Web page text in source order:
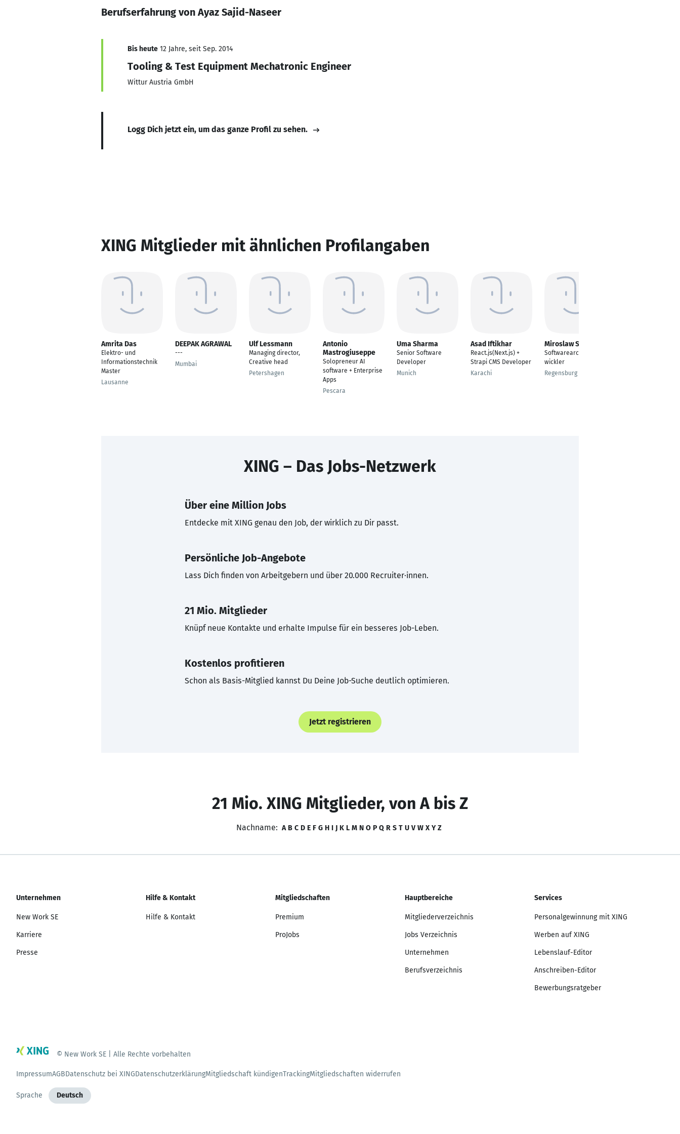
Berufserfahrung von Ayaz Sajid-Naseer
Bis heute 12 Jahre, seit Sep. 2014
Tooling & Test Equipment Mechatronic Engineer
Wittur Austria GmbH
Logg Dich jetzt ein, um das ganze Profil zu sehen.
XING Mitglieder mit ähnlichen Profilangaben
Amrita Das
Elektro- und
Informationstechnik
Master
Lausanne
DEEPAK AGRAWAL
---
Mumbai
Ulf Lessmann
Managing director,
Creative head
Petershagen
Antonio
Mastrogiuseppe
Solopreneur AI
software + Enterprise
Apps
Pescara
Uma Sharma
Senior Software
Developer
Munich
Asad Iftikhar
React.js(Next.js) +
Strapi CMS Developer
Karachi
Miroslaw Szega
Softwarearchitekt/Ent
wickler
Regensburg
XING – Das Jobs-Netzwerk
Über eine Million Jobs
Entdecke mit XING genau den Job, der wirklich zu Dir passt.
Persönliche Job-Angebote
Lass Dich finden von Arbeitgebern und über 20.000 Recruiter·innen.
21 Mio. Mitglieder
Knüpf neue Kontakte und erhalte Impulse für ein besseres Job-Leben.
Kostenlos profitieren
Schon als Basis-Mitglied kannst Du Deine Job-Suche deutlich optimieren.
Jetzt registrieren
21 Mio. XING Mitglieder, von A bis Z
Nachname: A B C D E F G H I J K L M N O P Q R S T U V W X Y Z
Unternehmen
New Work SE
Karriere
Presse
Hilfe & Kontakt
Hilfe & Kontakt
Mitgliedschaften
Premium
ProJobs
Hauptbereiche
Mitgliederverzeichnis
Jobs Verzeichnis
Unternehmen
Berufsverzeichnis
Services
Personalgewinnung mit XING
Werben auf XING
Lebenslauf-Editor
Anschreiben-Editor
Bewerbungsratgeber
© New Work SE | Alle Rechte vorbehalten
ImpressumAGBDatenschutz bei XINGDatenschutzerklärungMitgliedschaft kündigenTrackingMitgliedschaften widerrufen
Sprache Deutsch